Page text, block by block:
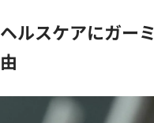
ヘルスケアにガー
由